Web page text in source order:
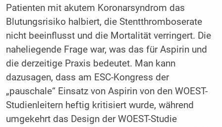
Patienten mit akutem Koronarsyndrom das
Blutungsrisiko halbiert, die Stentthromboserate
nicht beeinflusst und die Mortalität verringert. Die
naheliegende Frage war, was das für Aspirin und
die derzeitige Praxis bedeutet. Man kann
dazusagen, dass am ESC-Kongress der
„pauschale“ Einsatz von Aspirin von den WOEST-
Studienleitern heftig kritisiert wurde, während
umgekehrt das Design der WOEST-Studie